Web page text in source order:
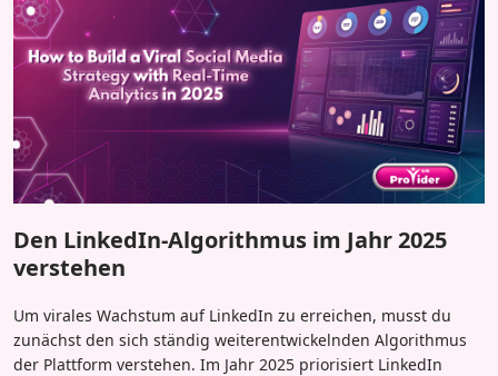
API
Bedingungen
Den LinkedIn-Algorithmus im Jahr 2025
verstehen
Um virales Wachstum auf LinkedIn zu erreichen, musst du
zunächst den sich ständig weiterentwickelnden Algorithmus
der Plattform verstehen. Im Jahr 2025 priorisiert LinkedIn